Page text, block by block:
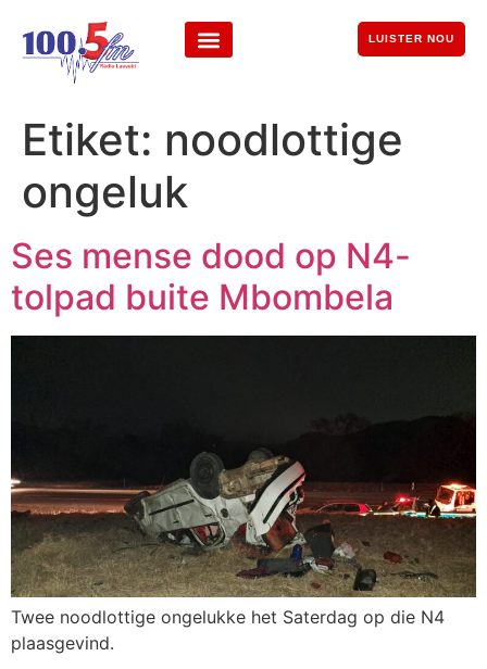
LUISTER NOU
Etiket: noodlottige
ongeluk
Ses mense dood op N4-
tolpad buite Mbombela
Twee noodlottige ongelukke het Saterdag op die N4
plaasgevind.